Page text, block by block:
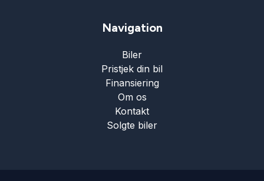
Navigation
Biler
Pristjek din bil
Finansiering
Om os
Kontakt
Solgte biler